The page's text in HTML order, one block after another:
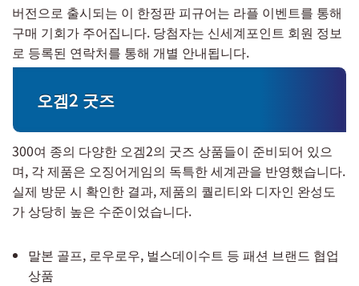
버전으로 출시되는 이 한정판 피규어는 라플 이벤트를 통해
구매 기회가 주어집니다. 당첨자는 신세계포인트 회원 정보
로 등록된 연락처를 통해 개별 안내됩니다.
오겜2 굿즈
300여 종의 다양한 오겜2의 굿즈 상품들이 준비되어 있으
며, 각 제품은 오징어게임의 독특한 세계관을 반영했습니다.
실제 방문 시 확인한 결과, 제품의 퀄리티와 디자인 완성도
가 상당히 높은 수준이었습니다.
말본 골프, 로우로우, 벌스데이수트 등 패션 브랜드 협업
상품